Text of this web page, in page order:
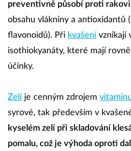
preventivně působí proti
obsahu vlákniny a antioxidantů
flavonoidů). Při kvašení vznikají
isothiokyanáty, které mají
účinky.
Zelí je cenným zdrojem
syrové, tak především v
kyselém zelí při skladování
pomalu, což je výhoda oproti